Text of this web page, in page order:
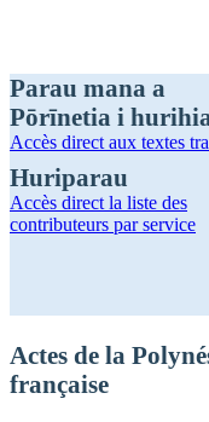
Parau mana a
Pōrīnetia i
Accès direct aux textes
Huriparau
Accès direct la liste des
contributeurs par service
Actes de la
française